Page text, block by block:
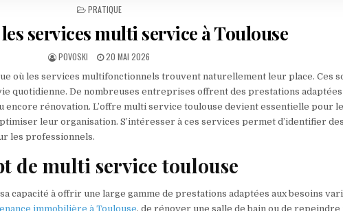
POSTED IN
PRATIQUE
services multi service à Toulouse
AUTHOR:
POVOSKI PUBLISHED DATE:
20 MAI 2026
où les services multifonctionnels trouvent naturellement leur place. Ces
quotidienne. De nombreuses entreprises offrent des prestations adaptées
encore rénovation. L’offre multi service toulouse devient essentielle pour
leur organisation. S’intéresser à ces services permet d’identifier des
les professionnels.
de multi service toulouse
capacité à offrir une large gamme de prestations adaptées aux besoins
immobilière à Toulouse, de rénover une salle de bain ou de repeindre